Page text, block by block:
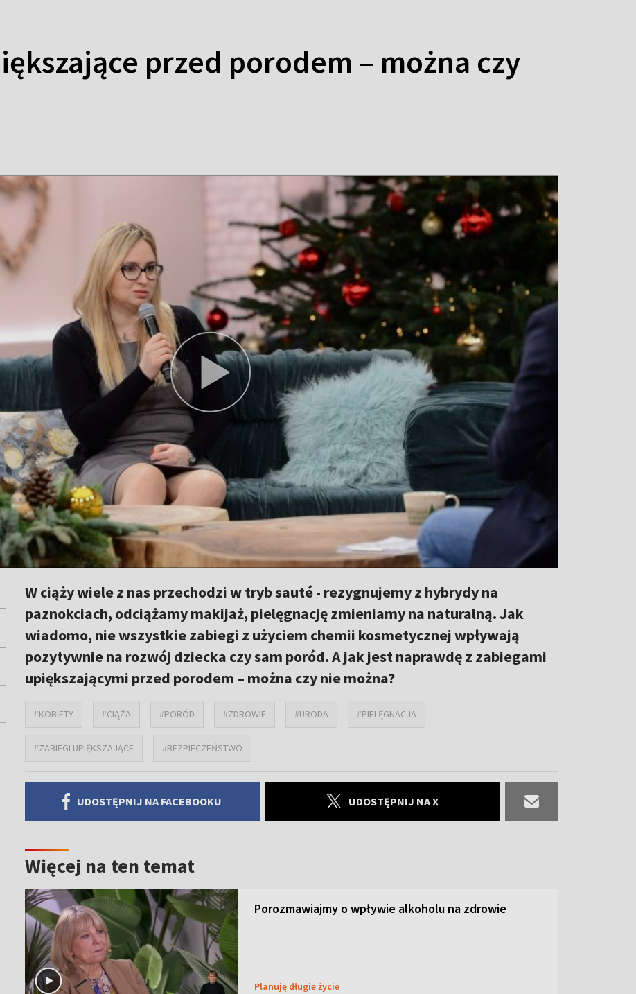
przed porodem – można czy
W ciąży wiele z nas przechodzi w tryb sauté - rezygnujemy z hybrydy na
paznokciach, odciążamy makijaż, pielęgnację zmieniamy na naturalną. Jak
wiadomo, nie wszystkie zabiegi z użyciem chemii kosmetycznej wpływają
pozytywnie na rozwój dziecka czy sam poród. A jak jest naprawdę z zabiegami
upiększającymi przed porodem – można czy nie można?
#KOBIETY #CIĄŻA #PORÓD #ZDROWIE #URODA #PIELĘGNACJA
#ZABIEGI UPIĘKSZAJĄCE #BEZPIECZEŃSTWO
UDOSTĘPNIJ NA FACEBOOKU UDOSTĘPNIJ NA X
Więcej na ten temat
Porozmawiajmy o wpływie alkoholu na zdrowie
Planuję długie życie